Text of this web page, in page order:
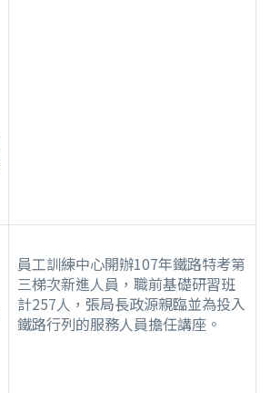
員工訓練中心開辦107年鐵路特考第
三梯次新進人員，職前基礎研習班
計257人，張局長政源親臨並為投入
鐵路行列的服務人員擔任講座。